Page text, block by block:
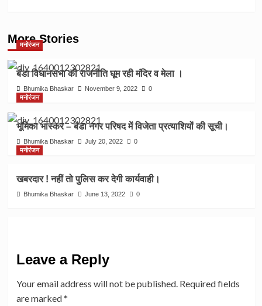
More Stories
मनोरंजन
बंडा विधानसभा की राजनीति घूम रही मंदिर व मेला ।
Bhumika Bhaskar November 9, 2022
0
मनोरंजन
भूमिका भास्कर – बंडा नगर परिषद में विजेता प्रत्याशियों की सूची।
Bhumika Bhaskar July 20, 2022
0
मनोरंजन
खबरदार ! नहीं तो पुलिस कर देगी कार्यवाही।
Bhumika Bhaskar June 13, 2022 0
Leave a Reply
Your email address will not be published. Required fields
are marked*